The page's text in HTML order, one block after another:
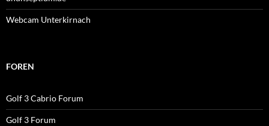
Webcam Unterkirnach
FOREN
Golf 3 Cabrio Forum
Golf 3 Forum